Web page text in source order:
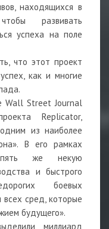
находящихся в
развивать
успеха на поле
что этот проект
как и многие
Wall Street Journal
Replicator,
из наиболее
В его рамках
же некую
и быстрого
боевых
всех сред, которые
будущего».
миллиард